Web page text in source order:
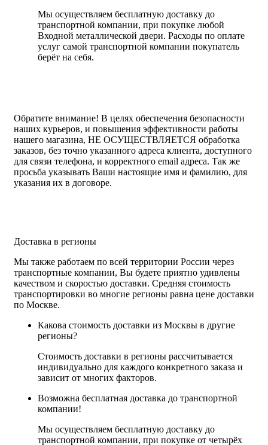
Мы осуществляем бесплатную доставку до
транспортной компании, при покупке любой
Входной металлической двери. Расходы по оплате
услуг самой транспортной компании покупатель
берёт на себя.
Обратите внимание! В целях обеспечения безопасности
наших курьеров, и повышения эффективности работы
нашего магазина, НЕ ОСУЩЕСТВЛЯЕТСЯ обработка
заказов, без точно указанного адреса клиента, доступного
для связи телефона, и корректного email адреса. Так же
просьба указывать Ваши настоящие имя и фамилию, для
указания их в договоре.
Доставка в регионы
Мы также работаем по всей территории России через
транспортные компании, Вы будете приятно удивлены
качеством и скоростью доставки. Средняя стоимость
транспортировки во многие регионы равна цене доставки
по Москве.
Какова стоимость доставки из Москвы в другие
регионы?
Стоимость доставки в регионы рассчитывается
индивидуально для каждого конкретного заказа и
зависит от многих факторов.
Возможна бесплатная доставка до транспортной
компании!
Мы осуществляем бесплатную доставку до
транспортной компании, при покупке от четырёх